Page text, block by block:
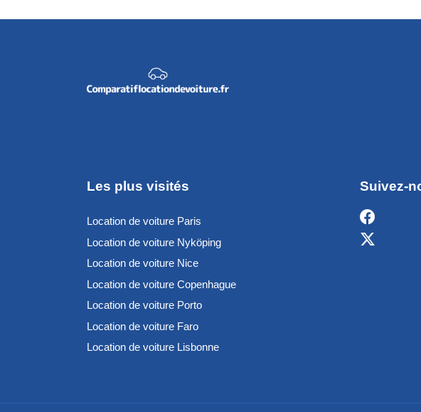
Les plus visités
Location de voiture Paris
Location de voiture Nyköping
Location de voiture Nice
Location de voiture Copenhague
Location de voiture Porto
Location de voiture Faro
Location de voiture Lisbonne
Suivez-